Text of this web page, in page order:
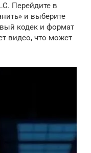
Перейдите в
и выберите
кодек и формат
видео, что может